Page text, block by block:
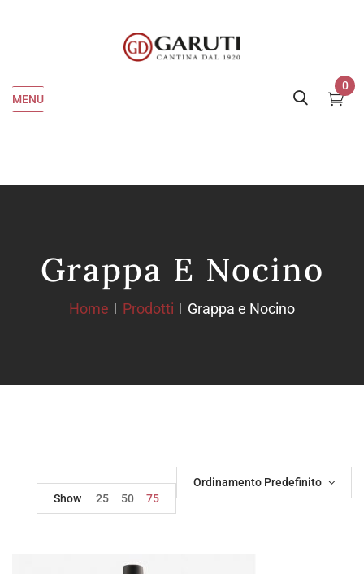
MENU
0
Grappa E Nocino
Home Prodotti Grappa e Nocino
Ordinamento Predefinito
Show
25 50 75